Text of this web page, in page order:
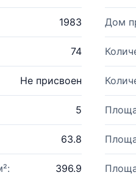
1983 Дом
74
Не присвоен
5
63.8
396.9